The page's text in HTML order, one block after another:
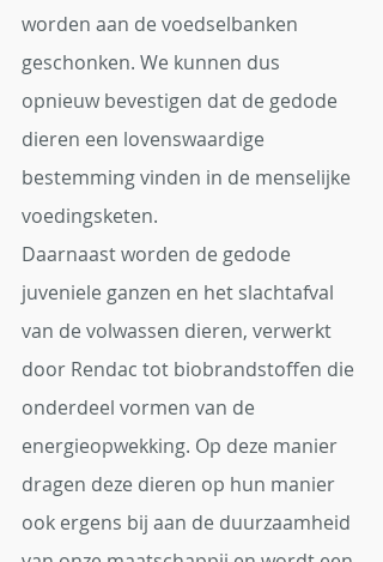
worden aan de voedselbanken
geschonken. We kunnen dus
opnieuw bevestigen dat de gedode
dieren een lovenswaardige
bestemming vinden in de menselijke
voedingsketen.
Daarnaast worden de gedode
juveniele ganzen en het slachtafval
van de volwassen dieren, verwerkt
door Rendac tot biobrandstoffen die
onderdeel vormen van de
energieopwekking. Op deze manier
dragen deze dieren op hun manier
ook ergens bij aan de duurzaamheid